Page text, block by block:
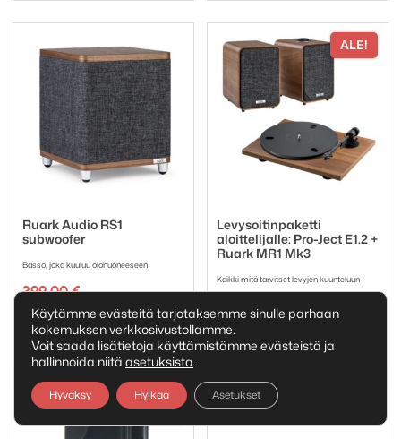
Ruark Audio RS1
subwoofer
Basso, joka kuuluu olohuoneeseen
399,00€
Tuotemerkki:
Ruark Audio
ALE!
Levysoitinpaketti
aloittelijalle: Pro-Ject E1.2 +
Ruark MR1 Mk3
Kaikki mitä tarvitset levyjen kuunteluun
868,00
hinta
868,00 €.
827,00 €
Nykyinen
hinta
827,00 €.
Tuotemerkki:
Pro-Ject
ALE!
Käytämme evästeitä tarjotaksemme sinulle parhaan
kokemuksen verkkosivustollamme.
Voit saada lisätietoja käyttämistämme evästeistä ja
hallinnoida niitä asetuksista.
Hyväksy Hylkää Asetukset